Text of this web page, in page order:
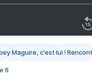
Maguire, c'est lui !
6